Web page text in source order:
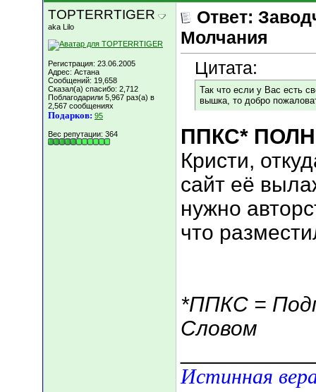
TOPTERRTIGER
aka Lilo
Регистрация: 23.06.2005
Адрес: Астана
Сообщений: 19,658
Сказал(а) спасибо: 2,712
Поблагодарили 5,967 раз(а) в
2,567 сообщениях
Подарков: 95
Вес репутации: 364
Ответ:
Молчания
Цитата:
Так что если у Вас есть
вышка, то добро
ППКС*
Кристи,
сайт её
нужно
что
*ППКС =
Словом
Истинная